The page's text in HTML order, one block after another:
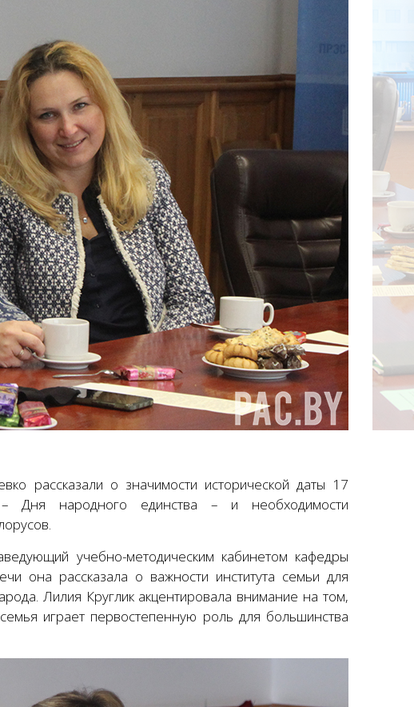
рассказали о значимости исторической даты 17
– Дня народного единства – и необходимости
учебно-методическим кабинетом кафедры
она рассказала о важности института семьи для
Лилия Круглик акцентировала внимание на том,
играет первостепенную роль для большинства